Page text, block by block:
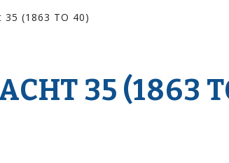
35 (1863 TO 40)
35 (1863